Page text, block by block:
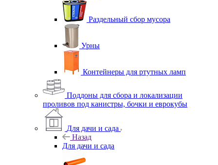
Раздельный сбор мусора
Урны
Контейнеры для ртутных ламп
Поддоны для сбора и локализации
проливов под канистры, бочки и еврокубы
Для дачи и сада
Назад
Для дачи и сада